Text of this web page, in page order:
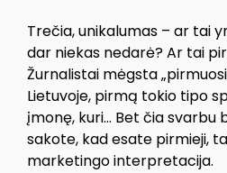
Trečia, unikalumas – ar tai
dar niekas nedarė? Ar tai
Žurnalistai mėgsta
Lietuvoje, pirmą tokio tipo
įmonę, kuri… Bet čia svarbu
sakote, kad esate pirmieji,
marketingo interpretacija.